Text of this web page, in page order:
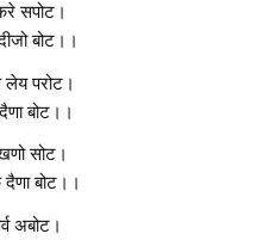
सपोट।
बोट।।
परोट।
बोट।।
सोट।
बोट।।
अबोट।